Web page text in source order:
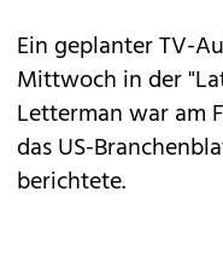
Ein geplanter TV-
Mittwoch in der
Letterman war am
das US-
berichtete.